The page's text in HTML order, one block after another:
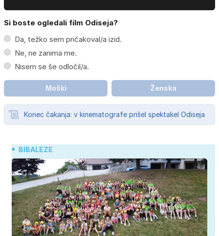
Si boste ogledali film Odiseja?
Da, težko sem pričakoval/a izid.
Ne, ne zanima me.
Nisem se še odločil/a.
Moški Ženska
Konec čakanja: v kinematografe prišel spektakel Odiseja
BIBALEZE